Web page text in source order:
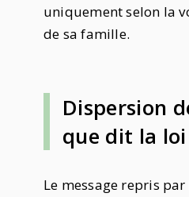
uniquement selon la
de sa famille.
Dispersion
que dit la loi
Le message repris